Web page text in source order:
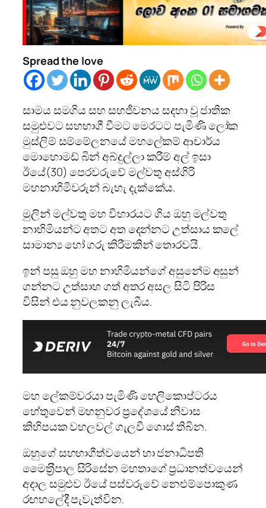
Spread the love
සාමය සමගිය සහ සහජීවනය සදහා වූ ජාතික
සමුළුවට සහභාගී වීමට මෙරටට පැමිණි ලෝක
මුස්ලිම් සම්මේලනයේ මහලේකම් ආචාර්ය
මොහොමඩ් බින් අබ්දුල්ලා කරීම් අල් ඉසා
ඊයේ(30) පෙරවරුවේ මල්වතු අස්ගිරි
මහනාහිමිවරුන් බැහැ දැක්කේය.
මුලින් මල්වතු මහ විහාරයට ගිය ඔහු මල්වතු
නාහිමියන්ට අතට අත දෙන්නට උත්සාය කලේ
සාමාන්‍ය හෝ ගරු කිරීමකින් තොරවයි.
ඉන් පසු ඔහු මහ නාහිමියන්ගේ අසුනේම අසුන්
ගන්නට උත්සාහ ගත් අතර අසල සිටි පිරිස
විසින් එය නුවලකනු ලැබීය.
මහ ලේකම්වරයා පැමිණි හෙලිකොප්ටරය
හේතුවෙන් මහනුවර ප‍්‍රදේශයේ නිවාස
කිහිපයක වහලවල් ගැලවී ගොස් තිබින.
ඔහුගේ සහභාගීත්වයෙන් හා ජනාධිපති
මෛත‍්‍රීපාල සිරිසේන මහතාගේ ප‍්‍රධානත්වයෙන්
අදාල සමුළුව ඊයේ පස්වරුවේ නෙළුම්පොකුණ
රඟහලේදී පැවැත්වින.